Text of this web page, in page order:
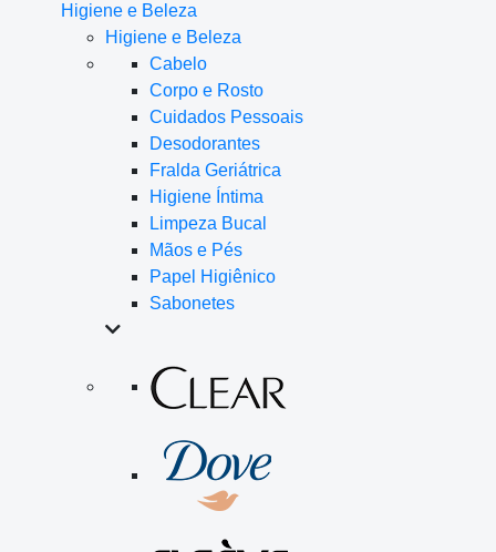
Higiene e Beleza
Higiene e Beleza
Cabelo
Corpo e Rosto
Cuidados Pessoais
Desodorantes
Fralda Geriátrica
Higiene Íntima
Limpeza Bucal
Mãos e Pés
Papel Higiênico
Sabonetes